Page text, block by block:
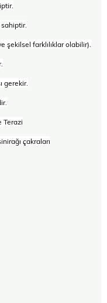
şekilsel farklılıklar olabilir).
gerekir.
Terazi
çakraları